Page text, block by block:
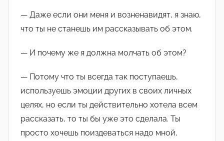
— Даже если они меня и возненавидят, я знаю,
что ты не станешь им рассказывать об этом.
— И почему же я должна молчать об этом?
— Потому что ты всегда так поступаешь,
используешь эмоции других в своих личных
целях, но если ты действительно хотела всем
рассказать, то ты бы уже это сделала. Ты
просто хочешь поиздеваться надо мной,